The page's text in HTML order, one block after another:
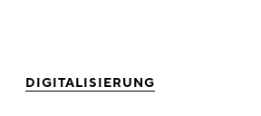
DIGITALISIERUNG